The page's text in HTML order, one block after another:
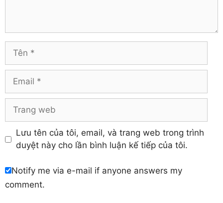
Hòa Bình
Hậu Giang
Hưng Yên
Khánh Hòa
Vĩnh Phúc
Tên
Email
Trang
Lưu tên của tôi, email, và trang web trong trình
duyệt này cho lần bình luận kế tiếp của tôi.
Notify me via e-mail if anyone answers my
comment.